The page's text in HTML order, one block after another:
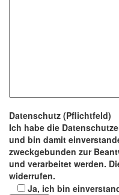
Datenschutz (Pflichtfeld)
Ich habe die
und bin damit
zweckgebunden zur
und verarbeitet werden.
widerrufen.
Ja, ich bin